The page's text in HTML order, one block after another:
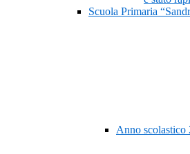
Scuola Primaria
Anno scolastico